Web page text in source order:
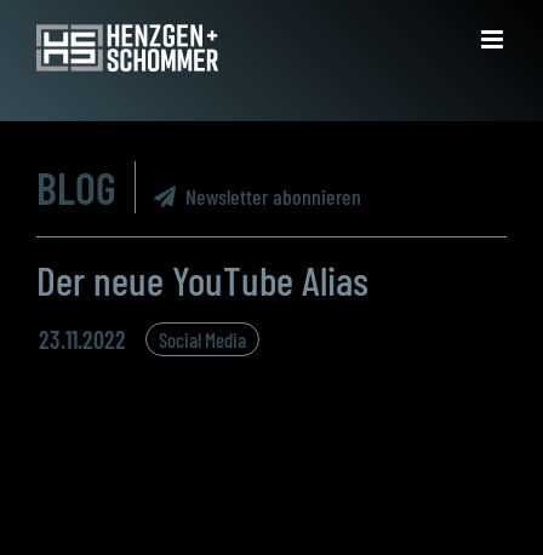
Inhalt
BLOG Newsletter abonnieren
Der neue YouTube Alias
23.11.2022 Social Media